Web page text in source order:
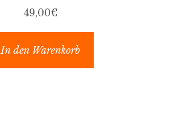
49,00€
In den Warenkorb